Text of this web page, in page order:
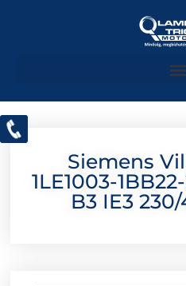
Siemens
1LE1003-
B3 IE3